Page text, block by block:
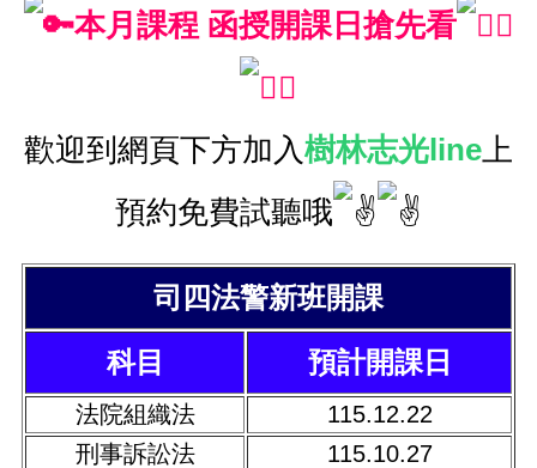
本月課程 函授開課日搶先看
歡迎到網頁下方加入樹林志光line 上
預約免費試聽哦
司四法警新班開課
科目
預計開課日
法院組織法
115.12.22
刑事訴訟法
115.10.27